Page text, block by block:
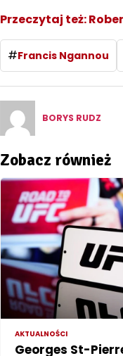
Przeczytaj też:
#Francis Ngannou
BORYS RUDZ
Zobacz również
AKTUALNOŚCI
Georges St-